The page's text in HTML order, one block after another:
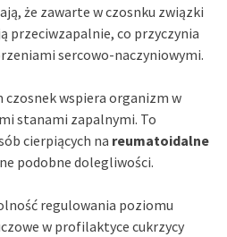
że zawarte w czosnku związki
przeciwzapalnie, co przyczynia
sercowo-naczyniowymi.
czosnek wspiera organizm w
stanami zapalnymi. To
cierpiących na reumatoidalne
podobne dolegliwości.
regulowania poziomu
w profilaktyce cukrzycy